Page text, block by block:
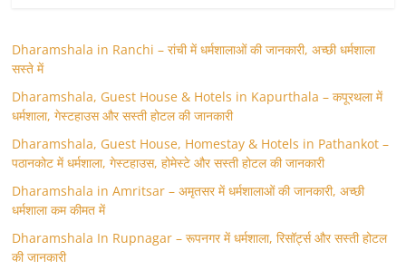
Dharamshala in Ranchi – रांची में धर्मशालाओं की जानकारी, अच्छी धर्मशाला
सस्ते में
Dharamshala, Guest House & Hotels in Kapurthala – कपूरथला में
धर्मशाला, गेस्टहाउस और सस्ती होटल की जानकारी
Dharamshala, Guest House, Homestay & Hotels in Pathankot –
पठानकोट में धर्मशाला, गेस्टहाउस, होमेस्टे और सस्ती होटल की जानकारी
Dharamshala in Amritsar – अमृतसर में धर्मशालाओं की जानकारी, अच्छी
धर्मशाला कम कीमत में
Dharamshala In Rupnagar – रूपनगर में धर्मशाला, रिसॉर्ट्स और सस्ती होटल
की जानकारी